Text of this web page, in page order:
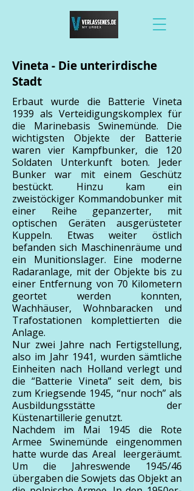
Vineta - Die unterirdische
Stadt
Erbaut wurde die Batterie Vineta
1939 als Verteidigungskomplex für
die Marinebasis Swinemünde. Die
wichtigsten Objekte der Batterie
waren vier Kampfbunker, die 120
Soldaten Unterkunft boten. Jeder
Bunker war mit einem Geschütz
bestückt. Hinzu kam ein
zweistöckiger Kommandobunker mit
einer Reihe gepanzerter, mit
optischen Geräten ausgerüsteter
Kuppeln. Etwas weiter östlich
befanden sich Maschinenräume und
ein Munitionslager. Eine moderne
Radaranlage, mit der Objekte bis zu
einer Entfernung von 70 Kilometern
geortet werden konnten,
Wachhäuser, Wohnbaracken und
Trafostationen komplettierten die
Anlage.
Nur zwei Jahre nach Fertigstellung,
also im Jahr 1941, wurden sämtliche
Einheiten nach Holland verlegt und
die “Batterie Vineta” seit dem, bis
zum Kriegsende 1945, “nur noch” als
Ausbildungsstätte der
Küstenartillerie genutzt.
Nachdem im Mai 1945 die Rote
Armee Swinemünde eingenommen
hatte wurde das Areal leergeräumt.
Um die Jahreswende 1945/46
übergaben die Sowjets das Objekt an